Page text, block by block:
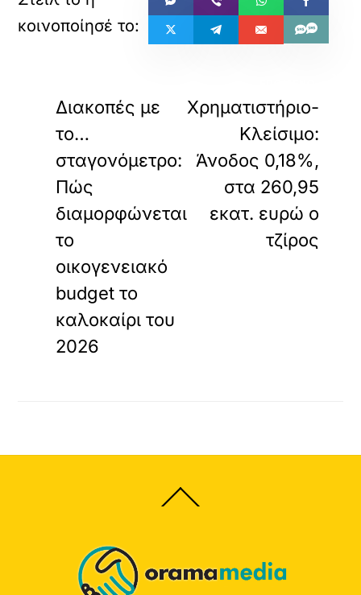
Διακοπές με
το…
σταγονόμετρο:
Πώς
διαμορφώνεται
το
οικογενειακό
budget το
καλοκαίρι του
2026
Χρηματιστήριο-
Κλείσιμο:
Άνοδος 0,18%,
στα 260,95
εκατ. ευρώ ο
τζίρος
Back
To